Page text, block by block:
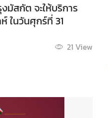
สกัต จะให้บริการ
ในวันศุกร์ที่ 31
21 View